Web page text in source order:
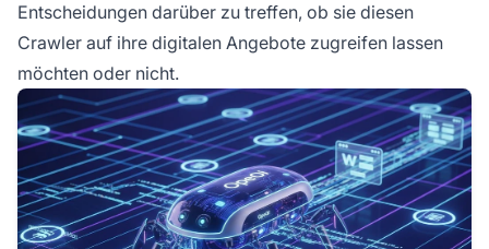
Entscheidungen darüber zu treffen, ob sie diesen
Crawler auf ihre digitalen Angebote zugreifen lassen
möchten oder nicht.